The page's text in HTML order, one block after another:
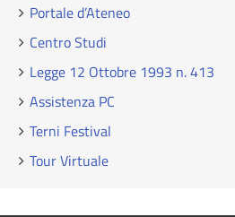
Portale d’Ateneo
Centro Studi
Legge 12 Ottobre 1993 n. 413
Assistenza PC
Terni Festival
Tour Virtuale